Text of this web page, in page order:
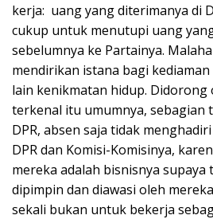
kerja: uang yang diterimanya di
cukup untuk menutupi uang
sebelumnya ke Partainya.
mendirikan istana bagi
lain kenikmatan hidup. Didorong
terkenal itu umumnya, sebagian
DPR, absen saja tidak
DPR dan Komisi-Komisinya,
mereka adalah bisnisnya
dipimpin dan diawasi oleh
sekali bukan untuk bekerja